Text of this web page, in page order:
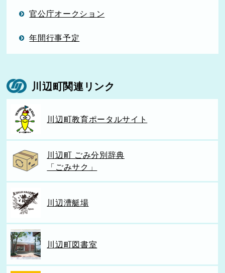
官公庁オークション
年間行事予定
川辺町関連リンク
川辺町教育ポータルサイト
川辺町 ごみ分別辞典
「ごみサク」
川辺漕艇場
川辺町図書室